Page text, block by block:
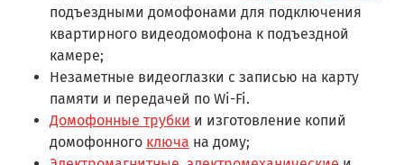
подъездными домофонами для подключения
квартирного видеодомофона к подъездной
камере;
Незаметные видеоглазки с записью на карту
памяти и передачей по Wi-Fi.
Домофонные трубки и изготовление копий
домофонного ключа на дому;